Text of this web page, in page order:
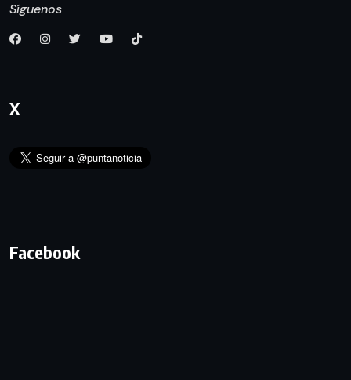
Síguenos
X
Facebook